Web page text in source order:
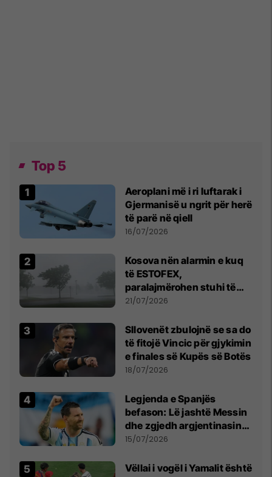
Top 5
Aeroplani më i ri luftarak i
Gjermanisë u ngrit për herë
të parë në qiell
16/07/2026
Kosova nën alarmin e kuq
të ESTOFEX,
paralajmërohen stuhi të
fuqishme me breshër dhe
21/07/2026
Sllovenët zbulojnë se sa do
të fitojë Vincic për gjykimin
e finales së Kupës së Botës
18/07/2026
Legjenda e Spanjës
befason: Lë jashtë Messin
dhe zgjedh argjentinasin
më të mirë në botë
15/07/2026
Vëllai i vogël i Yamalit është